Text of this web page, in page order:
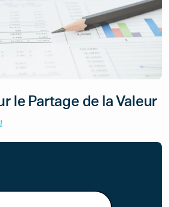
le Partage de la Valeur